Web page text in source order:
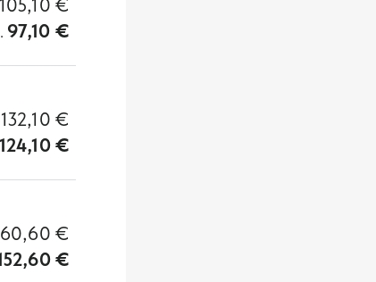
97,10 €
132,10 €
124,10€
€
€